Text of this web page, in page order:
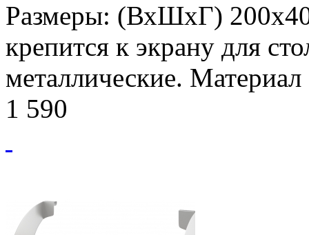
Размеры: (ВхШхГ)
крепится к экрану для
металлические.
1 590